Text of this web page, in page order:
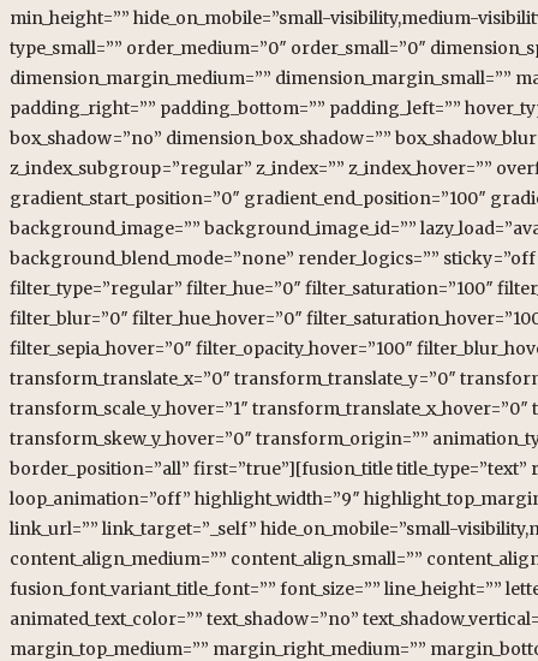
min_height=”” hide_on_mobile=”small-visibility,medium-
type_small=”” order_medium=”0″ order_small=”0″
dimension_margin_medium=”” dimension_margin_small=””
padding_right=”” padding_bottom=”” padding_left=””
box_shadow=”no” dimension_box_shadow=””
z_index_subgroup=”regular” z_index=”” z_index_hover=””
gradient_start_position=”0″ gradient_end_position=”100″
background_image=”” background_image_id=””
background_blend_mode=”none” render_logics=””
filter_type=”regular” filter_hue=”0″ filter_saturation=”100″
filter_blur=”0″ filter_hue_hover=”0″
filter_sepia_hover=”0″ filter_opacity_hover=”100″
transform_translate_x=”0″ transform_translate_y=”0″
transform_scale_y_hover=”1″
transform_skew_y_hover=”0″ transform_origin=””
border_position=”all” first=”true”][fusion_title
loop_animation=”off” highlight_width=”9″
link_url=”” link_target=”_self” hide_on_mobile=”small-
content_align_medium=”” content_align_small=””
fusion_font_variant_title_font=”” font_size=”” line_height=””
animated_text_color=”” text_shadow=”no”
margin_top_medium=”” margin_right_medium=””